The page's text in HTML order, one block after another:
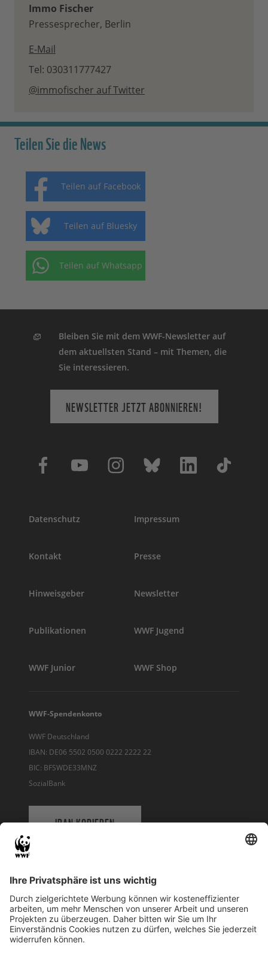
Immo Fischer
Pressesprecher, Berlin
E-Mail
Tel: 030311777427
@immofischer auf Twitter
Teilen Sie die News
Teilen auf Facebook
Teilen auf Bluesky
Teilen auf Whatsapp
Bleiben Sie mit dem WWF-Newsletter auf
dem aktuellsten Stand – mit Themen, die
Sie interessieren.
NEWSLETTER JETZT ABONNIEREN!
Datenschutz Impressum
Kontakt Presse
Hinweisgeber Newsletter
Publikationen WWF Jugend
WWF Junior WWF Shop
WWF-Spendenkonto
WWF Deutschland
IBAN: DE06 5502 0500 0222 2222 22
BIC: BFSWDE33MNZ
SozialBank
IBAN KOPIEREN
WWF Deutschland
Reinhardtstr. 18
10117 Berlin